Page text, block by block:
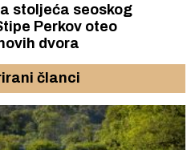
stoljeća seoskog
dvora
članci